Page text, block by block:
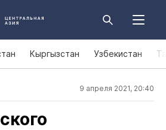
Кыргызстан Узбекистан
9 апреля 2021, 20:40